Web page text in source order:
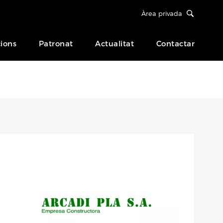
Àrea privada
Patronat Actualitat Contactar